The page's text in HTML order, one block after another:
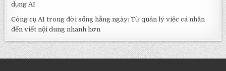
dụng AI
Công cụ AI trong đời sống hằng ngày: Từ quản lý việc cá nhân
đến viết nội dung nhanh hơn